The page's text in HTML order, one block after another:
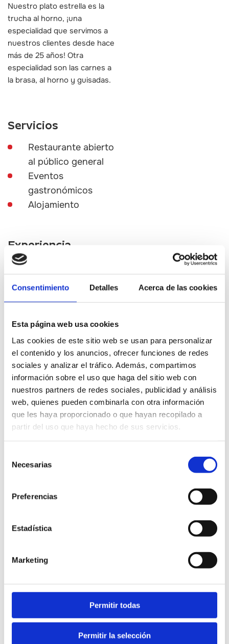
Consentimiento Detalles Acerca de las cookies
Esta página web usa cookies
Las cookies de este sitio web se usan para personalizar
el contenido y los anuncios, ofrecer funciones de redes
sociales y analizar el tráfico. Además, compartimos
información sobre el uso que haga del sitio web con
nuestros partners de redes sociales, publicidad y análisis
web, quienes pueden combinarla con otra información
que les haya proporcionado o que hayan recopilado a
partir del uso que haya hecho de sus servicios.
Necesarias
Preferencias
Estadística
Marketing
Permitir todas
Permitir la selección
Nuestro plato estrella es la
trucha al horno, ¡una
especialidad que servimos a
nuestros clientes desde hace
más de 25 años! Otra
especialidad son las carnes a
la brasa, al horno y guisadas.
Servicios
Restaurante abierto
al público general
Eventos
gastronómicos
Alojamiento
Experiencia
El Restaurante Molí l’Abad I
se encuentra en un entorno
excepcional, situado sobre el
río Sénia, donde podrá
sorprendente con unas
vistas únicas de la naturaleza
en estado puro.
Cómo llegar
Ver en google maps
crta La Pobla de benifassa km5
12599 (La Pobla De Benifassà)
https://molilabad.com
09:00h a 19:00h